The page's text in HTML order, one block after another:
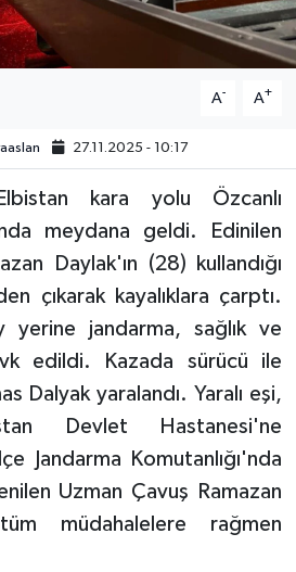
A- A+
27.11.2025 - 10:17
kara yolu Özcanlı
meydana geldi. Edinilen
Daylak'ın (28) kullandığı
çıkarak kayalıklara çarptı.
yerine jandarma, sağlık ve
edildi. Kazada sürücü ile
Dalyak yaralandı. Yaralı eşi,
Devlet Hastanesi'ne
Jandarma Komutanlığı'nda
Uzman Çavuş Ramazan
müdahalelere rağmen